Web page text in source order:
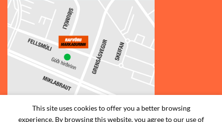
This site uses cookies to offer you a better browsing
experience. By browsing this website, you agree to our use of